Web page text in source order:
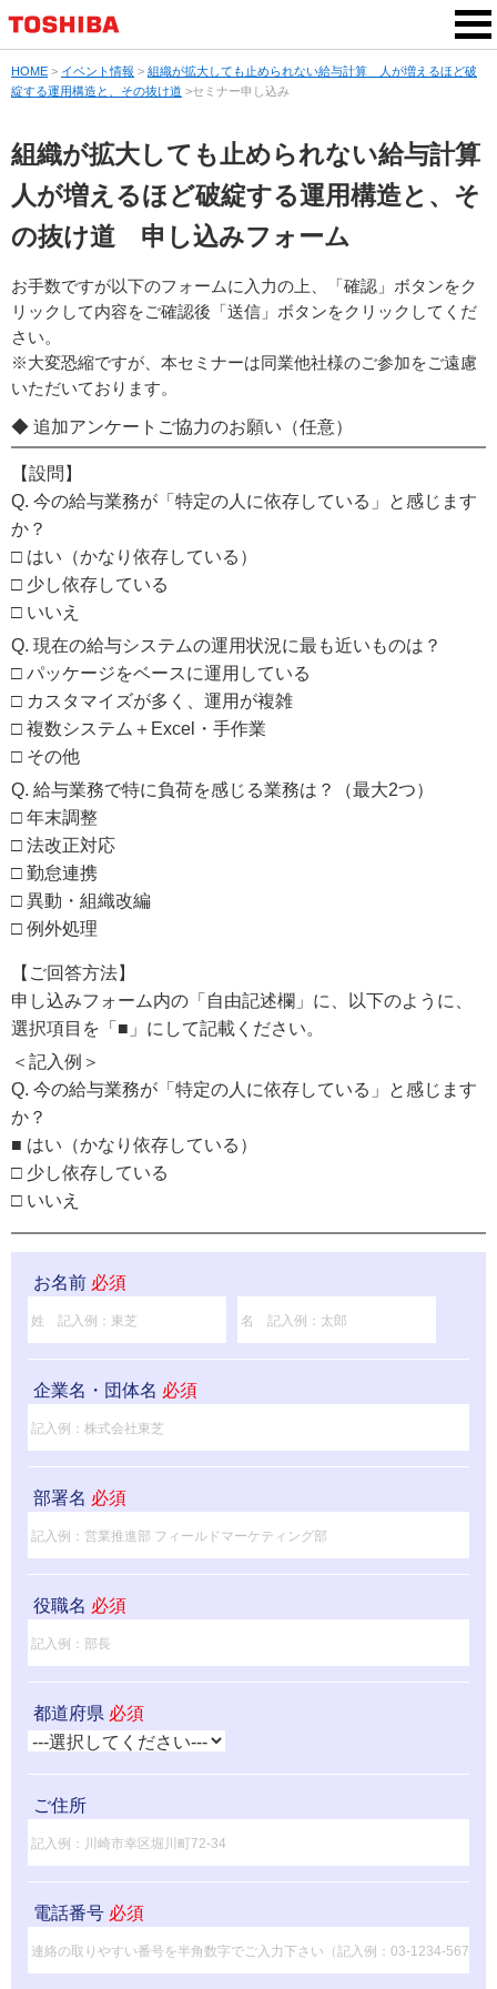
HOME > イベント情報 > 組織が拡大しても止められない給与計算 人が増えるほど破
綻する運用構造と、その抜け道 >セミナー申し込み
組織が拡大しても止められない給与計算
人が増えるほど破綻する運用構造と、そ
の抜け道 申し込みフォーム
お手数ですが以下のフォームに入力の上、「確認」ボタンをク
リックして内容をご確認後「送信」ボタンをクリックしてくだ
さい。
※大変恐縮ですが、本セミナーは同業他社様のご参加をご遠慮
いただいております。
◆ 追加アンケートご協力のお願い（任意）
【設問】
Q. 今の給与業務が「特定の人に依存している」と感じます
か？
□ はい（かなり依存している）
□ 少し依存している
□ いいえ
Q. 現在の給与システムの運用状況に最も近いものは？
□ パッケージをベースに運用している
□ カスタマイズが多く、運用が複雑
□ 複数システム＋Excel・手作業
□ その他
Q. 給与業務で特に負荷を感じる業務は？（最大2つ）
□ 年末調整
□ 法改正対応
□ 勤怠連携
□ 異動・組織改編
□ 例外処理
【ご回答方法】
申し込みフォーム内の「自由記述欄」に、以下のように、
選択項目を「■」にして記載ください。
＜記入例＞
Q. 今の給与業務が「特定の人に依存している」と感じます
か？
■ はい（かなり依存している）
□ 少し依存している
□ いいえ
お名前 必須
企業名・団体名 必須
部署名 必須
役職名 必須
都道府県 必須
ご住所
電話番号 必須